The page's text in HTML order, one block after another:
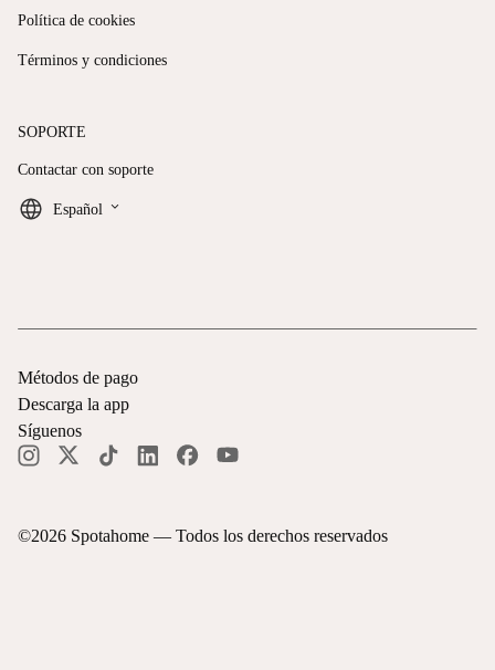
Política de cookies
Términos y condiciones
SOPORTE
Contactar con soporte
Español keyboard_arrow_down
©2026 Spotahome — Todos los derechos reservados
Métodos de pago
Descarga la app
Síguenos